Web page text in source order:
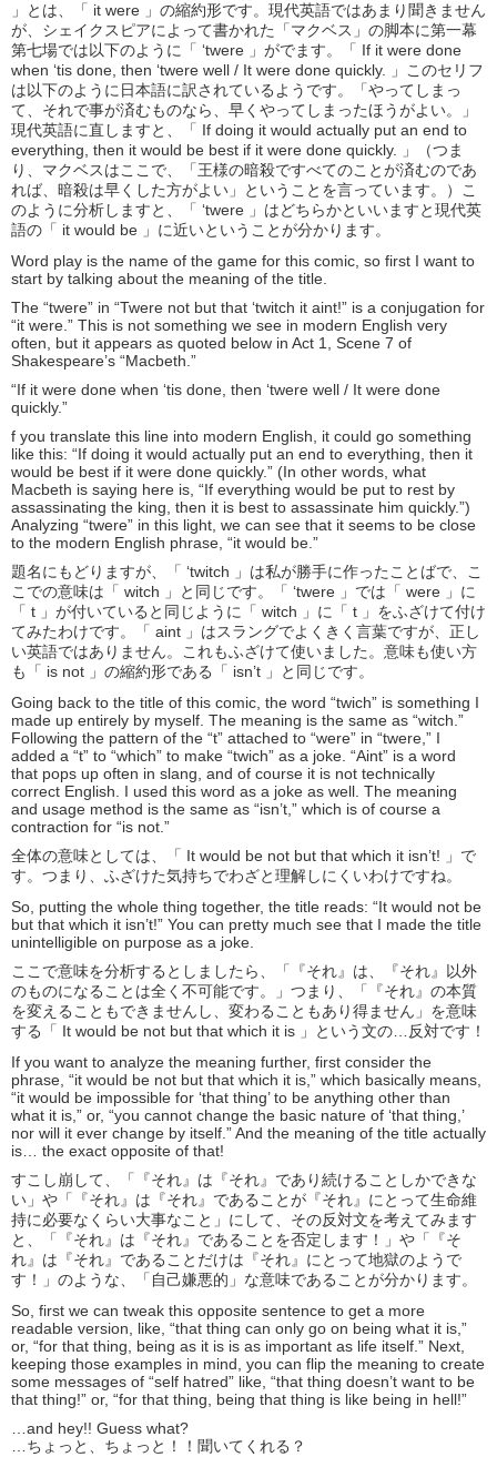
」とは、「 it were 」の縮約形です。現代英語ではあまり聞きません
が、シェイクスピアによって書かれた「マクベス」の脚本に第一幕
第七場では以下のように「 ‘twere 」がでます。「 If it were done
when ‘tis done, then ‘twere well / It were done quickly. 」このセリフ
は以下のように日本語に訳されているようです。「やってしまっ
て、それで事が済むものなら、早くやってしまったほうがよい。」
現代英語に直しますと、「 If doing it would actually put an end to
everything, then it would be best if it were done quickly. 」（つま
り、マクベスはここで、「王様の暗殺ですべてのことが済むのであ
れば、暗殺は早くした方がよい」ということを言っています。）こ
のように分析しますと、「 ‘twere 」はどちらかといいますと現代英
語の「 it would be 」に近いということが分かります。
Word play is the name of the game for this comic, so first I want to
start by talking about the meaning of the title.
The “twere” in “Twere not but that ‘twitch it aint!” is a conjugation for
“it were.” This is not something we see in modern English very
often, but it appears as quoted below in Act 1, Scene 7 of
Shakespeare’s “Macbeth.”
“If it were done when ‘tis done, then ‘twere well / It were done
quickly.”
f you translate this line into modern English, it could go something
like this: “If doing it would actually put an end to everything, then it
would be best if it were done quickly.” (In other words, what
Macbeth is saying here is, “If everything would be put to rest by
assassinating the king, then it is best to assassinate him quickly.”)
Analyzing “twere” in this light, we can see that it seems to be close
to the modern English phrase, “it would be.”
題名にもどりますが、「 ‘twitch 」は私が勝手に作ったことばで、こ
こでの意味は「 witch 」と同じです。「 ‘twere 」では「 were 」に
「 t 」が付いていると同じように「 witch 」に「 t 」をふざけて付け
てみたわけです。「 aint 」はスラングでよくきく言葉ですが、正し
い英語ではありません。これもふざけて使いました。意味も使い方
も「 is not 」の縮約形である「 isn’t 」と同じです。
Going back to the title of this comic, the word “twich” is something I
made up entirely by myself. The meaning is the same as “witch.”
Following the pattern of the “t” attached to “were” in “twere,” I
added a “t” to “which” to make “twich” as a joke. “Aint” is a word
that pops up often in slang, and of course it is not technically
correct English. I used this word as a joke as well. The meaning
and usage method is the same as “isn’t,” which is of course a
contraction for “is not.”
全体の意味としては、「 It would be not but that which it isn’t! 」で
す。つまり、ふざけた気持ちでわざと理解しにくいわけですね。
So, putting the whole thing together, the title reads: “It would not be
but that which it isn’t!” You can pretty much see that I made the title
unintelligible on purpose as a joke.
ここで意味を分析するとしましたら、「『それ』は、『それ』以外
のものになることは全く不可能です。」つまり、「『それ』の本質
を変えることもできませんし、変わることもあり得ません」を意味
する「 It would be not but that which it is 」という文の…反対です！
If you want to analyze the meaning further, first consider the
phrase, “it would be not but that which it is,” which basically means,
“it would be impossible for ‘that thing’ to be anything other than
what it is,” or, “you cannot change the basic nature of ‘that thing,’
nor will it ever change by itself.” And the meaning of the title actually
is… the exact opposite of that!
すこし崩して、「『それ』は『それ』であり続けることしかできな
い」や「『それ』は『それ』であることが『それ』にとって生命維
持に必要なくらい大事なこと」にして、その反対文を考えてみます
と、「『それ』は『それ』であることを否定します！」や「『そ
れ』は『それ』であることだけは『それ』にとって地獄のようで
す！」のような、「自己嫌悪的」な意味であることが分かります。
So, first we can tweak this opposite sentence to get a more
readable version, like, “that thing can only go on being what it is,”
or, “for that thing, being as it is is as important as life itself.” Next,
keeping those examples in mind, you can flip the meaning to create
some messages of “self hatred” like, “that thing doesn’t want to be
that thing!” or, “for that thing, being that thing is like being in hell!”
…and hey!! Guess what?
…ちょっと、ちょっと！！聞いてくれる？